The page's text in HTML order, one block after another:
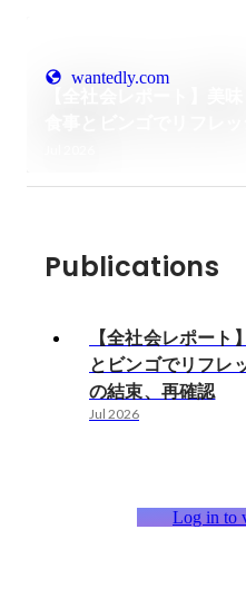
wantedly.com
Publications
【全社会レポー
とビンゴでリフレ
の結束、再確認
Jul 2026
Log in to